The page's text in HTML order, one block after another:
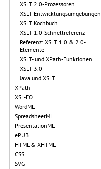
XSLT 2.0-Prozessoren
XSLT-Entwicklungsumgebungen
XSLT Kochbuch
XSLT 1.0-Schnellreferenz
Referenz: XSLT 1.0 & 2.0-
Elemente
XSLT- und XPath-Funktionen
XSLT 3.0
Java und XSLT
XPath
XSL-FO
WordML
SpreadsheetML
PresentationML
ePUB
HTML & XHTML
CSS
SVG